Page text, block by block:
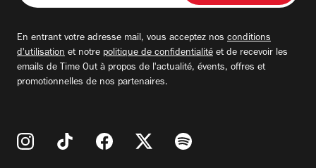
adresse
En entrant votre adresse mail, vous acceptez nos conditions
d'utilisation et notre politique de confidentialité et de recevoir les
emails de Time Out à propos de l'actualité, évents, offres et
promotionnelles de nos partenaires.